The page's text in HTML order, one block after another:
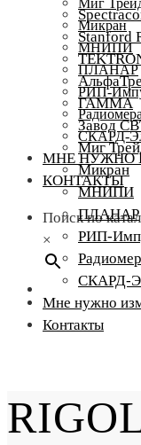
Миг
Микран
МНИПИ
ПЛАНАР
РИП-
Радиомера
СКАРД-
МНЕ НУЖНО
КОНТАКТЫ
Поиск по
×
Stanford
ГАММА
Завод
Миг
Микран
МНИПИ
ПЛАНАР
РИП-
СКАРД-
Мне нужно
Контакты